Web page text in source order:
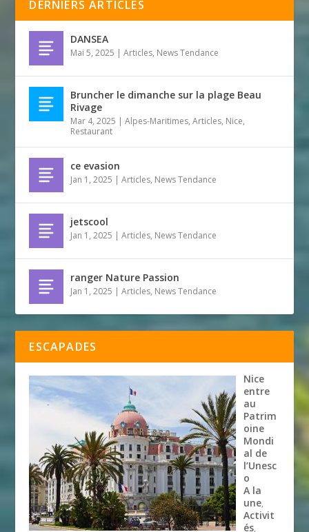
DERNIERS ARTICLES
DANSEA
Mai 5, 2025 |Articles, News Tendance
Bruncher le dimanche sur la plage Beau
Rivage
Mar 4, 2025 |Alpes-Maritimes,Articles, Nice,
Restaurant
ce evasion
Jan 1, 2025 |Articles, News Tendance
jetscool
Jan 1, 2025 |Articles, News Tendance
ranger Nature Passion
Jan 1, 2025 |Articles, News Tendance
ESCAPADES
Nice
entre
au
Patrim
oine
Mondi
al de
l’Unesc
o
A la
une,
Activit
és,